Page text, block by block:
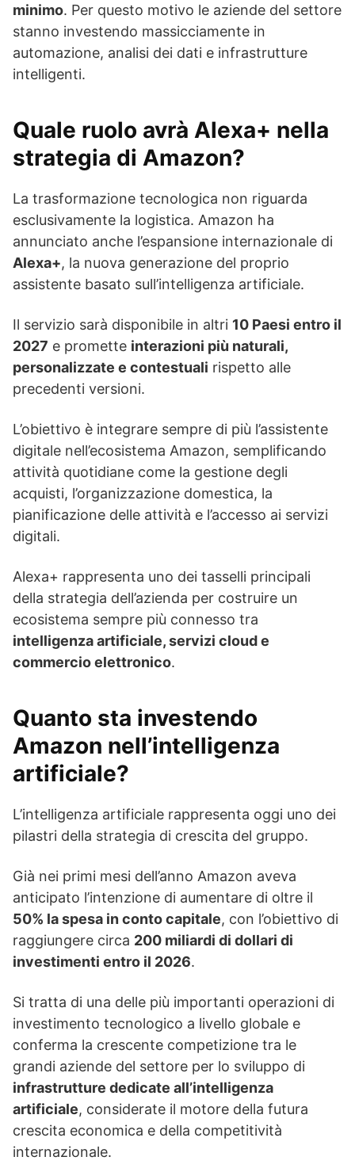
minimo. Per questo motivo le aziende del settore
stanno investendo massicciamente in
automazione, analisi dei dati e infrastrutture
intelligenti.
Quale ruolo avrà Alexa+ nella
strategia di Amazon?
La trasformazione tecnologica non riguarda
esclusivamente la logistica. Amazon ha
annunciato anche l’espansione internazionale di
Alexa+, la nuova generazione del proprio
assistente basato sull’intelligenza artificiale.
Il servizio sarà disponibile in altri 10 Paesi entro il
2027 e promette interazioni più naturali,
personalizzate e contestuali rispetto alle
precedenti versioni.
L’obiettivo è integrare sempre di più l’assistente
digitale nell’ecosistema Amazon, semplificando
attività quotidiane come la gestione degli
acquisti, l’organizzazione domestica, la
pianificazione delle attività e l’accesso ai servizi
digitali.
Alexa+ rappresenta uno dei tasselli principali
della strategia dell’azienda per costruire un
ecosistema sempre più connesso tra
intelligenza artificiale, servizi cloud e
commercio elettronico.
Quanto sta investendo
Amazon nell’intelligenza
artificiale?
L’intelligenza artificiale rappresenta oggi uno dei
pilastri della strategia di crescita del gruppo.
Già nei primi mesi dell’anno Amazon aveva
anticipato l’intenzione di aumentare di oltre il
50% la spesa in conto capitale, con l’obiettivo di
raggiungere circa 200 miliardi di dollari di
investimenti entro il 2026.
Si tratta di una delle più importanti operazioni di
investimento tecnologico a livello globale e
conferma la crescente competizione tra le
grandi aziende del settore per lo sviluppo di
infrastrutture dedicate all’intelligenza
artificiale, considerate il motore della futura
crescita economica e della competitività
internazionale.